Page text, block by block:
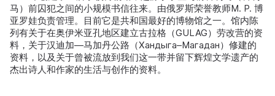
马）前囚犯之间的小规模书信往来。由俄罗斯荣誉教师M. P. 博
亚罗娃负责管理。目前它是共和国最好的博物馆之一。馆内陈
列有关于在奥伊米亚孔地区建立古拉格（GULAG）劳改营的资
料，关于汉迪加—马加丹公路（Хандыга–Магадан）修建的
资料，以及关于曾被流放到我们这一带并留下辉煌文学遗产的
杰出诗人和作家的生活与创作的资料。